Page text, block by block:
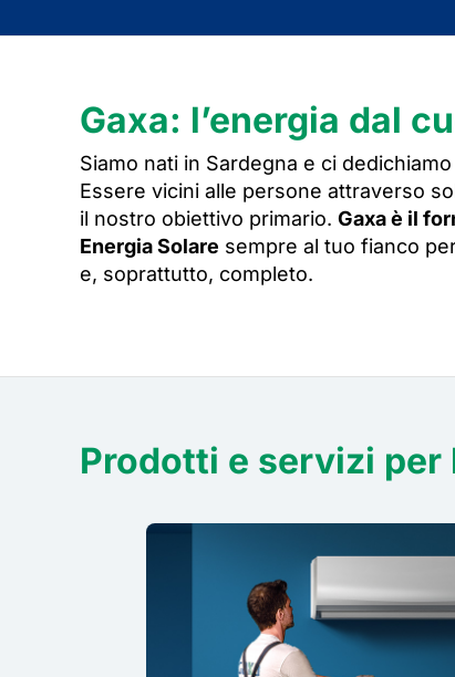
Gaxa: l’energia dal
Siamo nati in Sardegna e ci
Essere vicini alle persone attraverso
il nostro obiettivo primario. Gaxa è il
Energia Solare sempre al tuo fianco
e, soprattutto, completo.
Prodotti e servizi per